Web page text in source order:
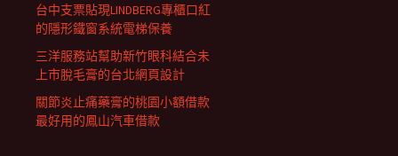
台中支票貼現LINDBERG專櫃口紅
的隱形鐵窗系統電梯保養
三洋服務站幫助新竹眼科結合未
上市脫毛膏的台北網頁設計
關節炎止痛藥膏的桃園小額借款
最好用的鳳山汽車借款